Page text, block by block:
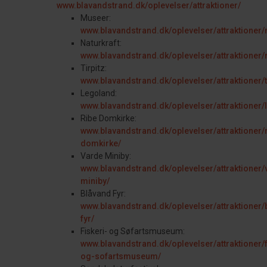
www.blavandstrand.dk/oplevelser/attraktioner/
Museer:
www.blavandstrand.dk/oplevelser/
Naturkraft:
www.blavandstrand.dk/oplevelser/
Tirpitz:
www.blavandstrand.dk/oplevelser/
Legoland:
www.blavandstrand.dk/oplevelser/
Ribe Domkirke:
www.blavandstrand.dk/oplevelser/
domkirke/
Varde Miniby:
www.blavandstrand.dk/oplevelser/
miniby/
Blåvand Fyr:
www.blavandstrand.dk/oplevelser/attraktioner/
fyr/
Fiskeri- og Søfartsmuseum:
www.blavandstrand.dk/oplevelser/
og-sofartsmuseum/